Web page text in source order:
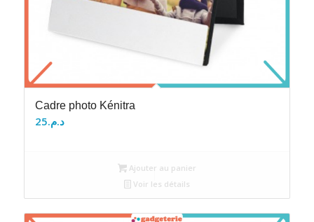
Cadre photo Kénitra
د.م.25
Ajouter au panier
Voir les détails